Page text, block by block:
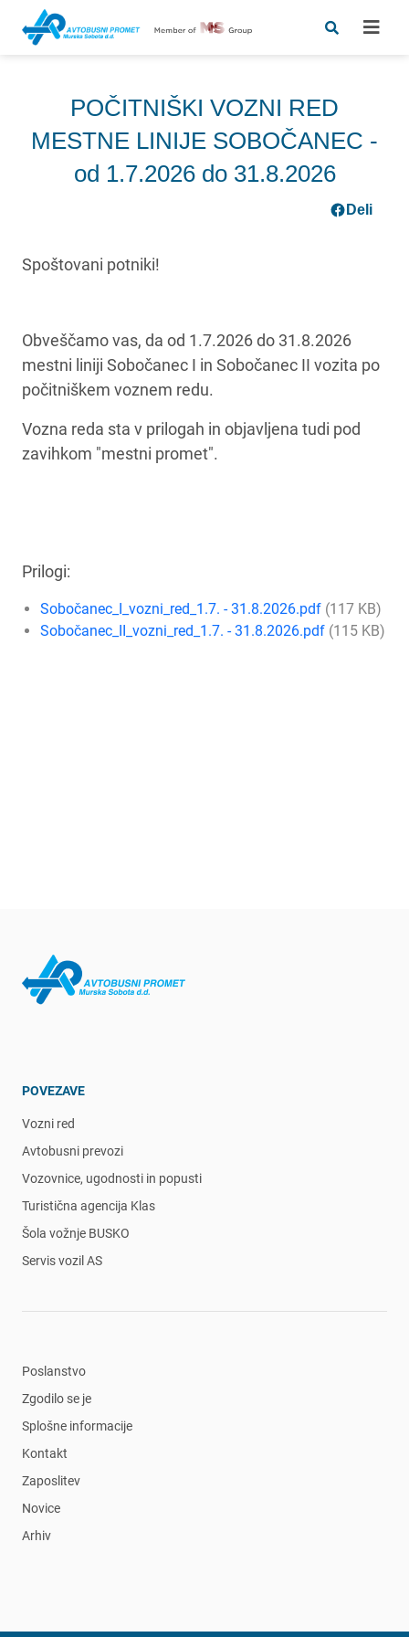
POČITNIŠKI VOZNI RED
MESTNE LINIJE SOBOČANEC -
od 1.7.2026 do 31.8.2026
Deli
Spoštovani potniki!
Obveščamo vas, da od 1.7.2026 do 31.8.2026
mestni liniji Sobočanec I in Sobočanec II vozita po
počitniškem voznem redu.
Vozna reda sta v prilogah in objavljena tudi pod
zavihkom "mestni promet".
Prilogi:
Sobočanec_I_vozni_red_1.7. - 31.8.2026.pdf (117 KB)
Sobočanec_II_vozni_red_1.7. - 31.8.2026.pdf (115 KB)
POVEZAVE
Vozni red
Avtobusni prevozi
Vozovnice, ugodnosti in popusti
Turistična agencija Klas
Šola vožnje BUSKO
Servis vozil AS
Poslanstvo
Zgodilo se je
Splošne informacije
Kontakt
Zaposlitev
Novice
Arhiv